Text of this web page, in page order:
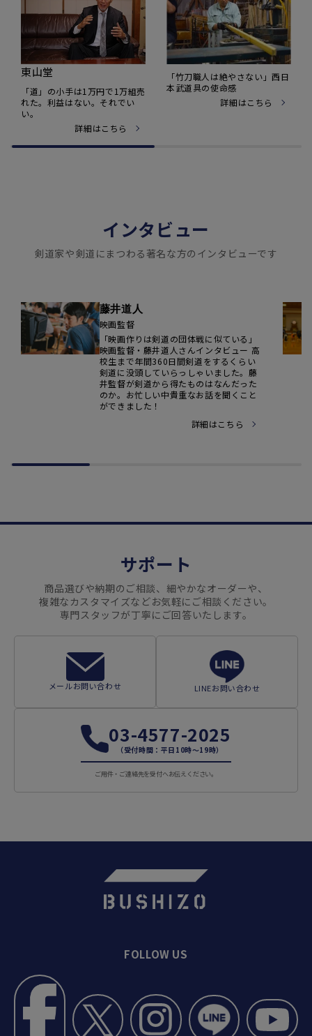
東山堂
「道」の小手は1万円で1万組売
れた。利益はない。それでい
い。
詳細はこちら
「竹刀職人は絶やさない」西日
本武道具の使命感
詳細はこちら
インタビュー
剣道家や剣道にまつわる著名な方のインタビューです
藤井道人
映画監督
「映画作りは剣道の団体戦に似ている」
映画監督・藤井道人さんインタビュー 高
校生まで年間360日間剣道をするくらい
剣道に没頭していらっしゃいました。藤
井監督が剣道から得たものはなんだった
のか。お忙しい中貴重なお話を聞くこと
ができました！
詳細はこちら
サポート
商品選びや納期のご相談、細やかなオーダーや、
複雑なカスタマイズなどお気軽にご相談ください。
専門スタッフが丁寧にご回答いたします。
メールお問い合わせ LINEお問い合わせ
03-4577-2025
（受付時間：平日10時～19時）
ご用件・ご連絡先を受付へお伝えください。
FOLLOW US